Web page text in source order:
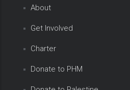
About
Get Involved
Charter
Donate to PHM